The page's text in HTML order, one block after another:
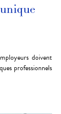
doivent
professionnels